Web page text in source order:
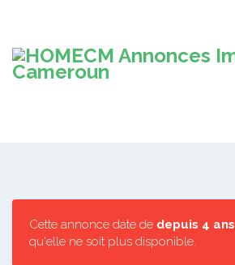
Cette annonce date de depuis 4 ans
qu'elle ne soit plus disponible.